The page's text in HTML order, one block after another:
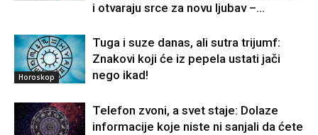
i otvaraju srce za novu ljubav –...
Horoskop
Tuga i suze danas, ali sutra trijumf:
Znakovi koji će iz pepela ustati jači
nego ikad!
Telefon zvoni, a svet staje: Dolaze
informacije koje niste ni sanjali da ćete